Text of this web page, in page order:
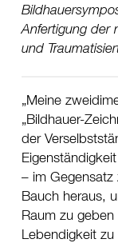
Anfertigung der
und
Meine
„Bildhauer-
der
– im
Bauch heraus,
Raum zu
Lebendigkeit